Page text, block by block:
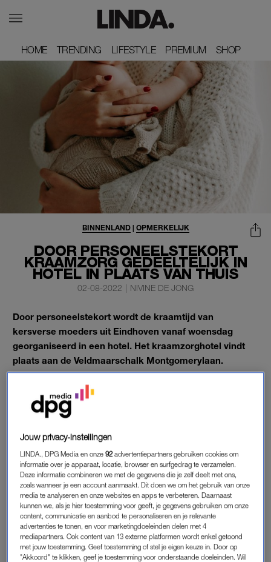
HOME
HOME TRENDING
TRENDING LIFESTYLE
LIFESTYLE PREMIUM
PREMIUM SHOP
SHOP
DOOR PERSONEELSTEKORT
KRAAMZORG GEDEELTELIJK IN
HOTEL IN PLAATS VAN THUIS
BINNENLAND| OPMERKELIJK
02-08-2022 | NIVINE DE JONG
Door personeelstekort wordt de kraamtijd van
kersverse moeders uit Eindhoven vanaf woensdag
georganiseerd in een hotel. Het kraamzorghotel vindt
plaats aan de Veldmaarschalk Montgomerylaan.
Het gaat om hotel Holiday Inn, meldt
Eindhovense moeders en hun pasgeboren baby’s kunnen
twee maanden lang terecht in het kraamzorghotel. Door het
personeelstekort is het lastig te garanderen thuis kraamzorg te
bieden. De garantie opkraamzorgis er in het kraamzorghotel
wel.
“Natuurlijk wordt er altijd getracht aan de zorgplicht te
voldoen, ook als iemand weigert naar het hotel te gaan blijft de
zorgplicht van kracht. Maar als we niet kunnen leveren,
Jouw privacy-instellingen
LINDA., DPG Media en onze92 advertentiepartners gebruiken cookies om
informatie over je apparaat, locatie, browser en surfgedrag te verzamelen.
Deze informatie combineren we met de gegevens die je zelf deelt met ons,
zoals wanneer je een account aanmaakt. Dit doen we om het gebruik van onze
media te analyseren en onze websites en apps te verbeteren. Daarnaast
kunnen we, als je hier toestemming voor geeft, je gegevens gebruiken om onze
content, communicatie en aanbod te personaliseren en je relevante
advertenties te tonen, en voor marketingdoeleinden delen met 4
mediapartners. Ook content van 13 externe platformen wordt enkel getoond
met jouw toestemming. Geef toestemming of stel je eigen keuze in. Door op
"Akkoord" te klikken, geef je toestemming voor onderstaande doeleinden. Wil